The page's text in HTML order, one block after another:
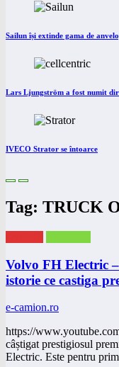
Sailun își extinde gama de
Lars Ljungström a fost numit
IVECO Strator se întoarce
Tag: TRUCK
Volvo FH Electric
istorie ce castiga
e-camion.ro
https://
câștigat prestigiosul
Electric. Este pentru